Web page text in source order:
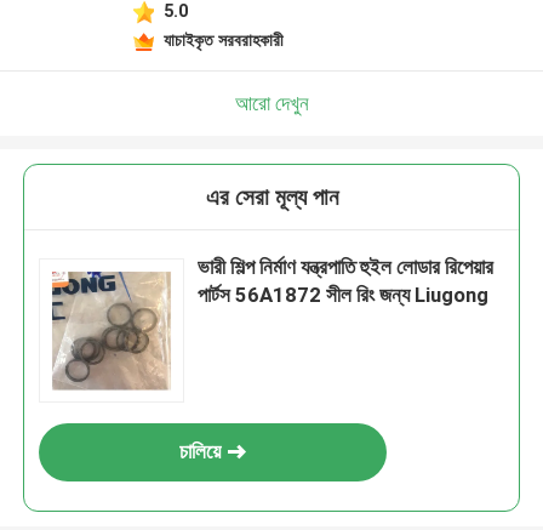
5.0
যাচাইকৃত সরবরাহকারী
আরো দেখুন
এর সেরা মূল্য পান
ভারী শিল্প নির্মাণ যন্ত্রপাতি হুইল লোডার রিপেয়ার
পার্টস 56A1872 সীল রিং জন্য Liugong
চালিয়ে